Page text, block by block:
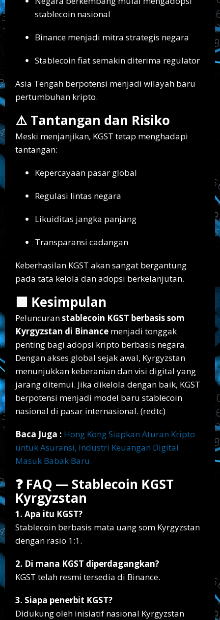
stablecoin nasional
Binance menjadi mitra strategis negara
Stablecoin fiat semakin diterima regulator
Asia Tengah berpotensi menjadi wilayah baru
pertumbuhan kripto.
⚠️ Tantangan dan Risiko
Meski menjanjikan, KGST tetap menghadapi
tantangan:
Kepercayaan pasar global
Regulasi lintas negara
Likuiditas jangka panjang
Transparansi cadangan
Keberhasilan KGST akan sangat bergantung
pada tata kelola dan adopsi berkelanjutan.
🟩 Kesimpulan
Peluncuranstablecoin KGST berbasis som
Kyrgyzstan di Binance menjadi tonggak
penting bagi adopsi kripto berbasis negara.
Dengan akses global sejak awal, Kyrgyzstan
menunjukkan keberanian dan visi digital yang
jarang ditemui. Jika dikelola dengan baik, KGST
berpotensi menjadi model baru stablecoin
nasional di pasar internasional. (redtc)
Baca Juga : Hong Kong Siapkan Aturan Kripto
untuk Asuransi, Industri Keuangan Digital
Masuk Babak Baru
❓ FAQ — Stablecoin KGST
Kyrgyzstan
1. Apa itu KGST?
Stablecoin berbasis mata uang som Kyrgyzstan
dengan rasio 1:1.
2. Di mana KGST diperdagangkan?
KGST telah resmi tersedia di Binance.
3. Siapa penerbit KGST?
Didukung oleh inisiatif nasional Kyrgyzstan